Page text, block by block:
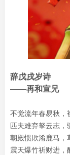
辞戊戌岁诗
——再和宣兄
不觉流年春易秋，
匹夫难弃拏云志，
朝殿惯欺淆鹿马，
震天爆竹祈财进，